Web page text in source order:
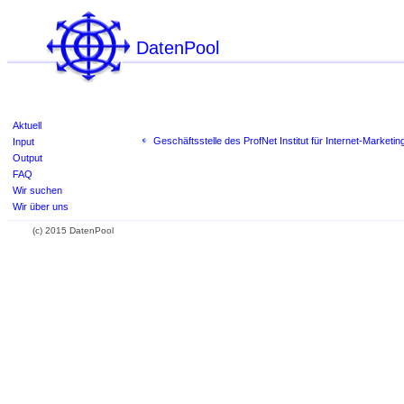
DatenPool
Aktuell
Input
Output
FAQ
Wir suchen
Wir über uns
Geschäftsstelle des ProfNet Institut für Internet-
(c) 2015 DatenPool